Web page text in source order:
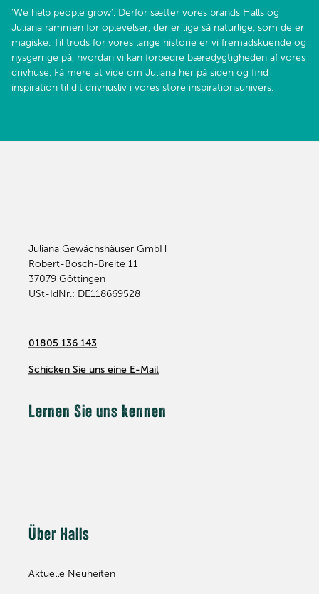
’We help people grow’. Derfor sætter vores brands Halls og
Juliana rammen for oplevelser, der er lige så naturlige, som de er
magiske. Til trods for vores lange historie er vi fremadskuende og
nysgerrige på, hvordan vi kan forbedre bæredygtigheden af vores
drivhuse. Få mere at vide om Juliana her på siden og find
inspiration til dit drivhusliv i vores store inspirationsunivers.
Juliana Gewächshäuser GmbH
Robert-Bosch-Breite 11
37079 Göttingen
USt-IdNr.: DE118669528
01805 136 143
Schicken Sie uns eine E-Mail
Lernen Sie uns kennen
Über Halls
Aktuelle Neuheiten